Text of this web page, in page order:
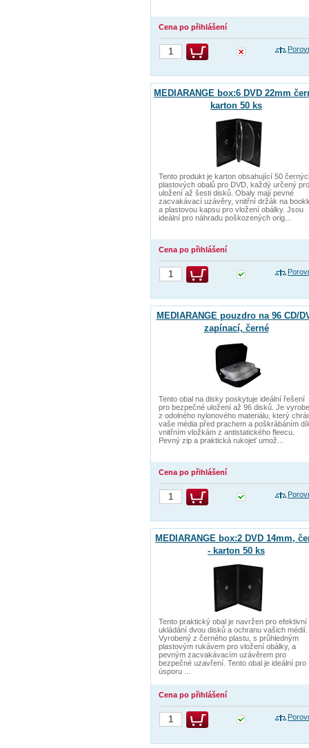
Cena po přihlášení
MEDIARANGE box:6 DVD 22mm
karton 50 ks
Tento produkt je karton obsahující 50
plastových obalů pro DVD, každý určený pro
uložení až šesti disků. Obaly mají pevné
zacvakávací uzávěry, vnitřní držák na
a plastovou kapsu pro vložení obálky. Jsou
ideální pro náhradu poškozených orig...
Cena po přihlášení
MEDIARANGE pouzdro na 96 CD/
zapínací, černé
Tento obal na disky poskytuje ideální řešení
pro bezpečné uložení až 96 disků. Je
z odolného nylonového materiálu, který
vaše média před prachem a poškrábáním
vnitřním vložkám z antistatického fleecu.
Pevný zip a praktická rukojeť umož...
Cena po přihlášení
MEDIARANGE box:2 DVD 14mm,
- karton 50 ks
Tento praktický obal je navržen pro efektivní
ukládání dvou disků a ochranu vašich médií.
Vyrobený z černého plastu, s průhledným
plastovým rukávem pro vložení obálky, a
pevným zacvakávacím uzávěrem pro
bezpečné uzavření. Tento obal je ideální pro
úsporu ...
Cena po přihlášení